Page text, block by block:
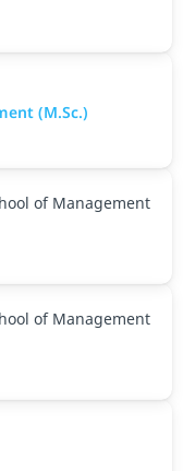
(M.Sc.)
of Management
of Management